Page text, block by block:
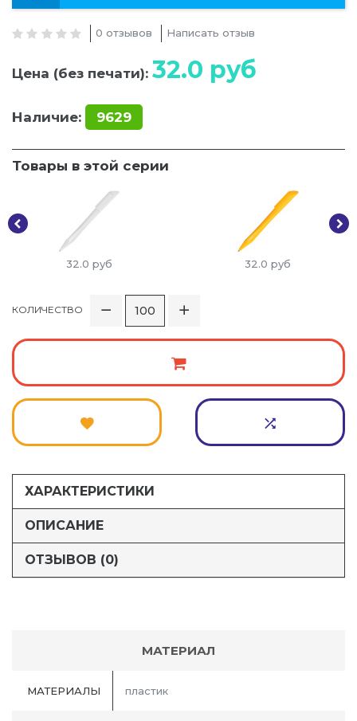
0 отзывов Написать отзыв
Цена (без печати): 32.0 руб
Наличие: 9629
Товары в этой серии
32.0 руб 32.0 руб
КОЛИЧЕСТВО
ХАРАКТЕРИСТИКИ
ОПИСАНИЕ
ОТЗЫВОВ (0)
МАТЕРИАЛ
МАТЕРИАЛЫ пластик